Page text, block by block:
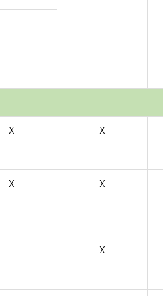
X X
X X
X